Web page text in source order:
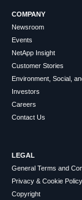
COMPANY
Newsroom
Events
NetApp Insight
Customer Stories
Environment, Social,
Investors
Careers
Contact Us
LEGAL
General Terms and
Privacy & Cookie Policy
Copyright